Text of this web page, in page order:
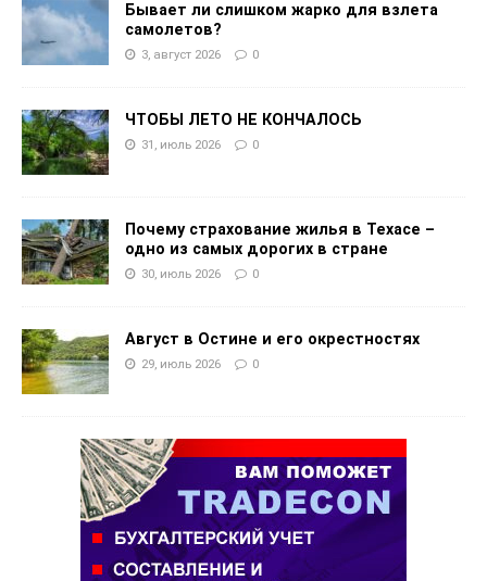
Бывает ли слишком жарко для взлета
самолетов?
3, август 2026 0
ЧТОБЫ ЛЕТО НЕ КОНЧАЛОСЬ
31, июль 2026 0
Почему страхование жилья в Техасе –
одно из самых дорогих в стране
30, июль 2026 0
Август в Остине и его окрестностях
29, июль 2026 0